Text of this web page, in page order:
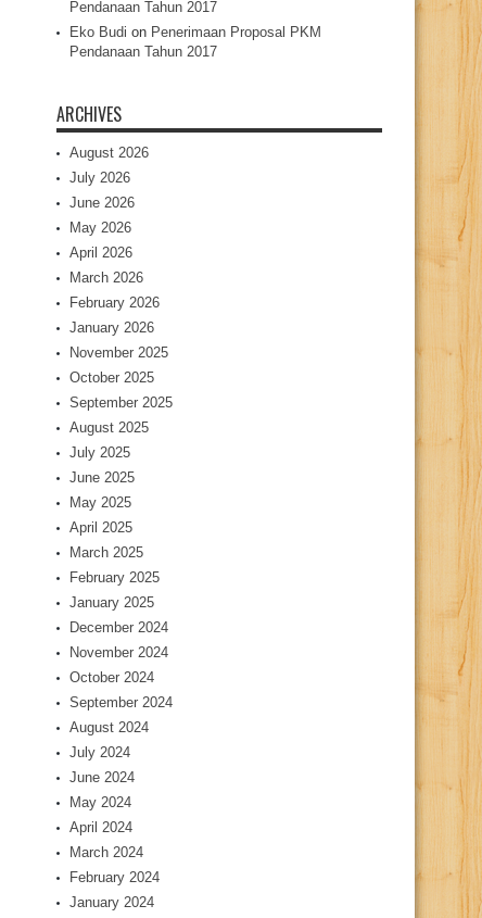
Pendanaan Tahun 2017
Eko Budi on Penerimaan Proposal PKM
Pendanaan Tahun 2017
ARCHIVES
August 2026
July 2026
June 2026
May 2026
April 2026
March 2026
February 2026
January 2026
November 2025
October 2025
September 2025
August 2025
July 2025
June 2025
May 2025
April 2025
March 2025
February 2025
January 2025
December 2024
November 2024
October 2024
September 2024
August 2024
July 2024
June 2024
May 2024
April 2024
March 2024
February 2024
January 2024